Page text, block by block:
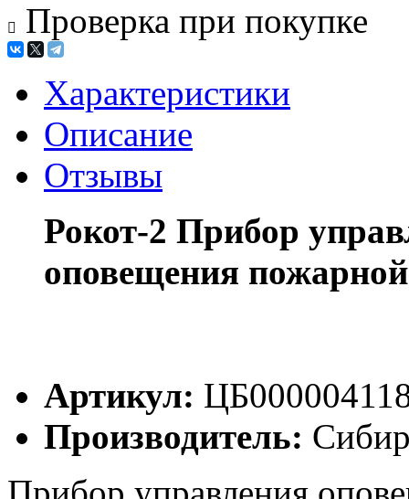

Проверка при покупке
Характеристики
Описание
Отзывы
Рокот-2 Прибор
оповещения пожарной
Артикул:
Производитель: